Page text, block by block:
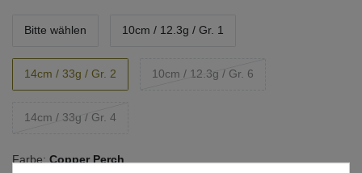
Bitte wählen 10cm / 12.3g / Gr. 1
14cm / 33g / Gr. 2 10cm / 12.3g / Gr. 6
14cm / 33g / Gr. 4
Farbe: Copper Perch